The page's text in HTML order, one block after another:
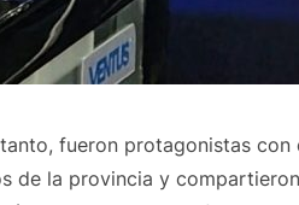
fueron protagonistas
de la provincia y